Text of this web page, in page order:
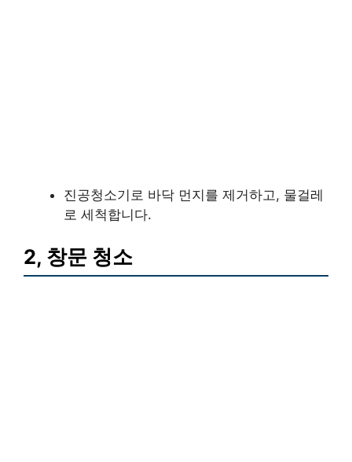
진공청소기로 바닥 먼지를 제거하고, 물걸레
로 세척합니다.
2, 창문 청소